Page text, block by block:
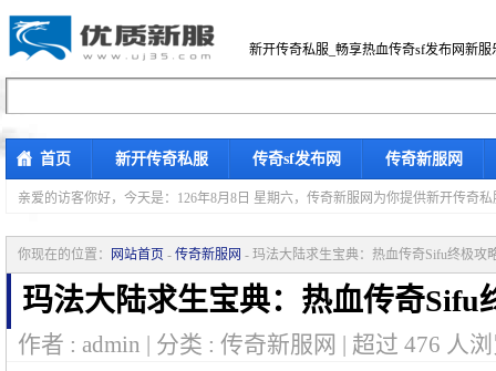
新开传奇私服_畅享热血传奇sf发布网新服
首页 新开传奇私服 传奇sf发布网 传奇新服网
亲爱的访客你好， 今天是：126年8月8日 星期六，传奇新服网为你提供新开传奇
你现在的位置： 网站首页 - 传奇新服网 - 玛法大陆求生宝典：热血传奇Sifu终极攻
玛法大陆求生宝典：热血传奇Sifu
作者 : admin | 分类 : 传奇新服网 | 超过 476 人